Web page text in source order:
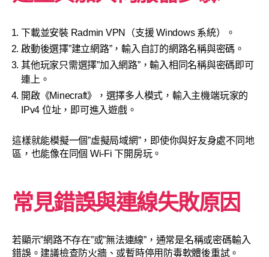
下載並安裝 Radmin VPN（支援 Windows 系統）。
啟動後選擇”建立網路”，輸入自訂的網路名稱與密碼。
其他玩家只需選擇”加入網路”，輸入相同名稱與密碼即可
連上。
開啟《Minecraft》，選擇多人模式，輸入主機端玩家的
IPv4 位址，即可進入遊戲。
這樣就能模擬一個”虛擬局域網”，即使你與好友身處不同地
區，也能像在同個 Wi-Fi 下開房玩。
常見錯誤與連線失敗原因
若顯示”網路不存在”或”無法連線”，通常是名稱或密碼輸入
錯誤。建議檢查防火牆、或暫時停用防毒軟體後重試。